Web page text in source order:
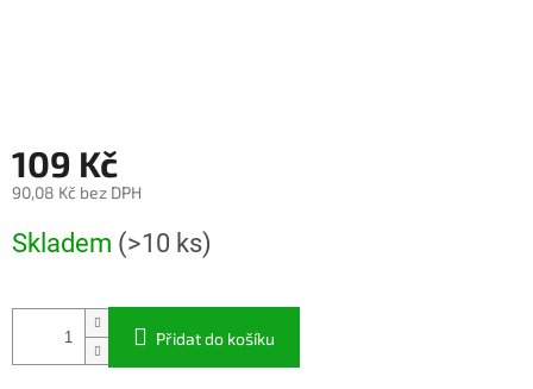
109 Kč
90,08 Kč bez DPH
cena:
Skladem (>10 ks)
Přidat do košíku